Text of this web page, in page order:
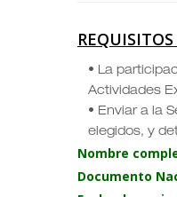
• La
Actividades
• Enviar a la
elegidos, y
Nombre
Documento